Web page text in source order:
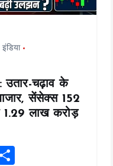
इंडिया
चढ़ाव के
सेंसेक्स 152
लाख करोड़
C